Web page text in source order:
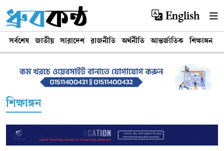
English
সর্বশেষ জাতীয় সারাদেশ রাজনীতি অর্থনীতি আন্তর্জাতিক শিক্ষাঙ্গন
শিক্ষাঙ্গন